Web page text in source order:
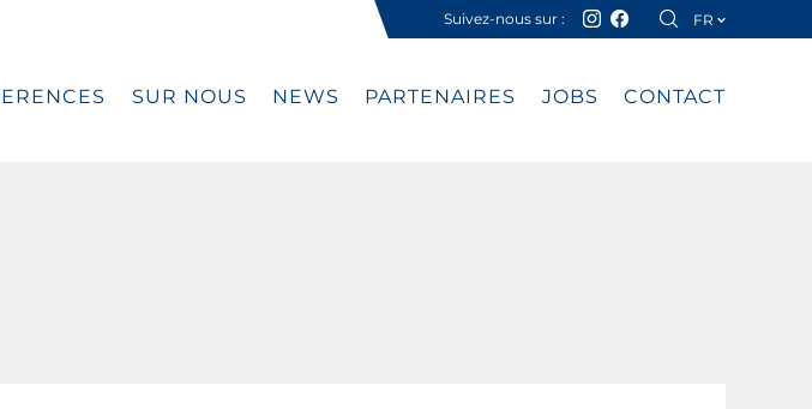
Suivez-nous sur : FR
SUR NOUS NEWS PARTENAIRES JOBS CONTACT